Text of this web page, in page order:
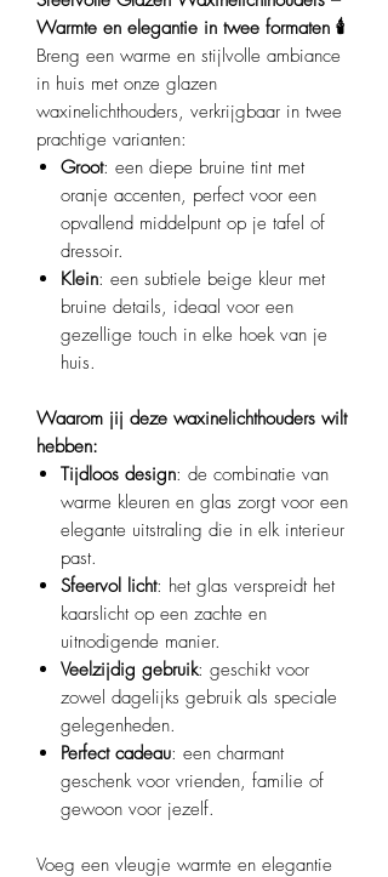
Warmte en elegantie in twee formaten 🕯️
Breng een warme en stijlvolle ambiance
in huis met onze glazen
waxinelichthouders, verkrijgbaar in twee
prachtige varianten:​
Groot: een diepe bruine tint met
oranje accenten, perfect voor een
opvallend middelpunt op je tafel of
dressoir.
Klein: een subtiele beige kleur met
bruine details, ideaal voor een
gezellige touch in elke hoek van je
huis.​
Waarom jij deze waxinelichthouders wilt
hebben:
Tijdloos design: de combinatie van
warme kleuren en glas zorgt voor een
elegante uitstraling die in elk interieur
past.
Sfeervol licht: het glas verspreidt het
kaarslicht op een zachte en
uitnodigende manier.
Veelzijdig gebruik: geschikt voor
zowel dagelijks gebruik als speciale
gelegenheden.
Perfect cadeau: een charmant
geschenk voor vrienden, familie of
gewoon voor jezelf.​
Voeg een vleugje warmte en elegantie